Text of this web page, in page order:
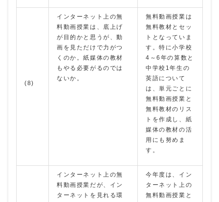
(8)
インターネット上の無
料動画授業は、底上げ
が目的かと思うが、動
画を見ただけで力がつ
くのか。紙媒体の教材
もやる必要がるのでは
ないか。
無料動画授業は
無料教材とセッ
トとなっていま
す。特に小学校
4～6年の算数と
中学校1年生の
英語について
は、単元ごとに
無料動画授業と
無料教材のリス
トを作成し、紙
媒体の教材の活
用にも努めま
す。
インターネット上の無
料動画授業だが、イン
ターネットを見れる環
今年度は、イン
ターネット上の
無料動画授業と